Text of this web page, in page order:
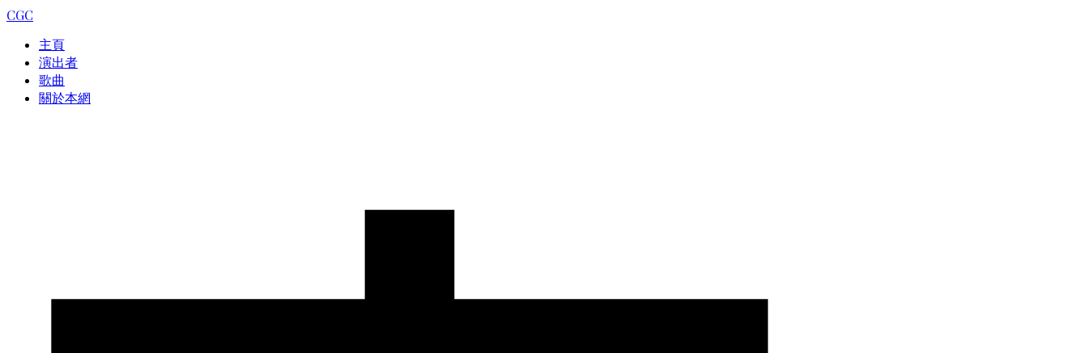
CGC
主頁
演出者
歌曲
關於本網